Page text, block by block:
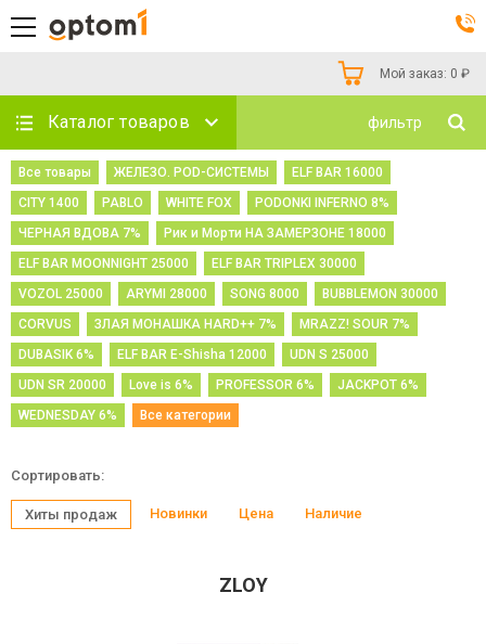
Мой заказ: 0 ₽
Каталог товаров фильтр
Все товары ЖЕЛЕЗО. POD-СИСТЕМЫ
ELF BAR 16000
CITY 1400
PABLO WHITE FOX
PODONKI INFERNO 8%
ЧЕРНАЯ ВДОВА 7%
Рик и Морти НА ЗАМЕРЗОНЕ 18000
ELF BAR MOONNIGHT 25000
ELF BAR TRIPLEX 30000
VOZOL 25000
ARYMI 28000 SONG 8000
BUBBLEMON 30000
CORVUS
ЗЛАЯ МОНАШКА HARD++ 7%
MRAZZ! SOUR 7%
DUBASIK 6%
ELF BAR E-Shisha 12000
UDN S 25000
UDN SR 20000
Love is 6% PROFESSOR 6%
JACKPOT 6%
WEDNESDAY 6%
Все категории
Сортировать:
Хиты продаж Новинки Цена Наличие
ZLOY